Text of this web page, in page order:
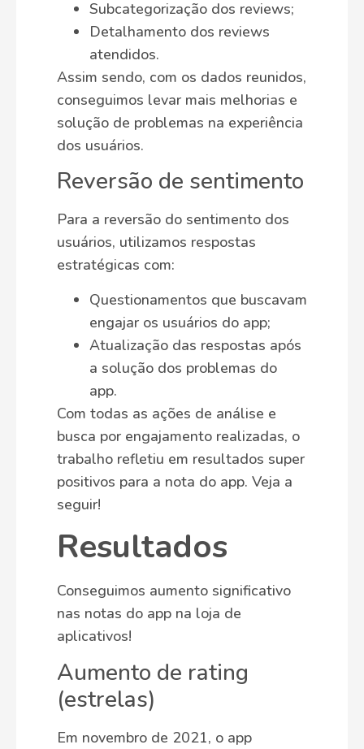
Subcategorização dos reviews;
Detalhamento dos reviews
atendidos.
Assim sendo, com os dados reunidos,
conseguimos levar mais melhorias e
solução de problemas na experiência
dos usuários.
Reversão de sentimento
Para a reversão do sentimento dos
usuários, utilizamos respostas
estratégicas com:
Questionamentos que buscavam
engajar os usuários do app;
Atualização das respostas após
a solução dos problemas do
app.
Com todas as ações de análise e
busca por engajamento realizadas, o
trabalho refletiu em resultados super
positivos para a nota do app. Veja a
seguir!
Resultados
Conseguimos aumento significativo
nas notas do app na loja de
aplicativos!
Aumento de rating
(estrelas)
Em novembro de 2021, o app